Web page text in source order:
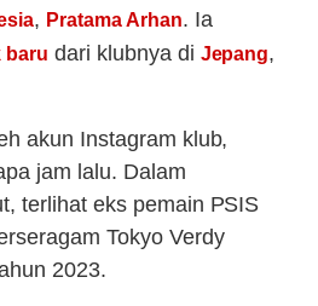
, Pratama Arhan. Ia
baru dari klubnya di Jepang,
akun Instagram klub,
jam lalu. Dalam
terlihat eks pemain PSIS
Tokyo Verdy
2023.